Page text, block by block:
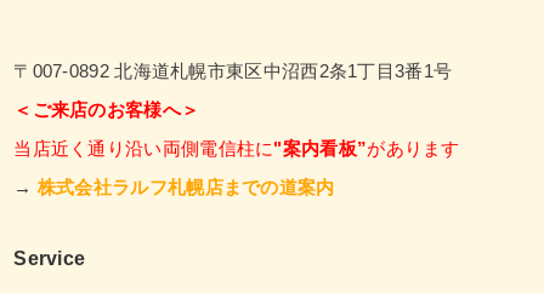
〒007-0892 北海道札幌市東区中沼西2条1丁目3番1号
＜ご来店のお客様へ＞
当店近く通り沿い両側電信柱に"案内看板”があります
→ 株式会社ラルフ札幌店までの道案内
Service